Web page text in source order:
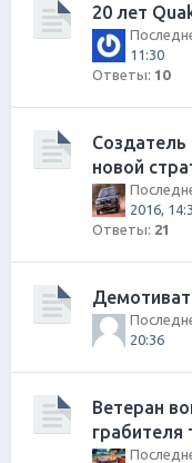
20 лет
11:30
Ответы: 10
новой
2016,
Ответы: 21
20:36
Ветеран
грабителя